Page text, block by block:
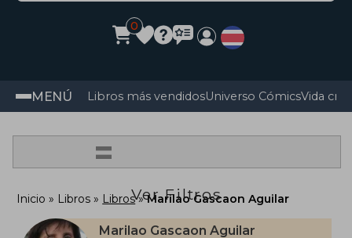
0
MENÚ Libros más vendidosUniverso CómicsVida
=
Ver Filtros
Inicio Libros Libros Marilao Gascaon Aguilar
Marilao Gascaon Aguilar